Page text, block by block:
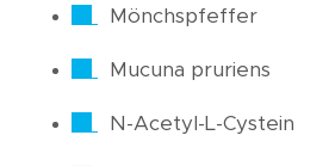
Mönchspfeffer
Mucuna pruriens
N-Acetyl-L-Cystein